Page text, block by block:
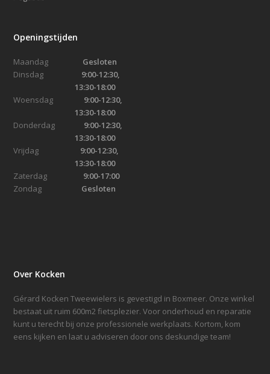
Openingstijden
Maandag Gesloten
Dinsdag 9:00-12:30,
13:30-18:00
Woensdag
9:00-12:30,
13:30-18:00
Donderdag 9:00-12:30,
13:30-18:00
Vrijdag 9:00-12:30,
13:30-18:00
Zaterdag 9:00-17:00
Zondag Gesloten
Over Kocken
Gérard Kocken Tweewielers is gevestigd in Boxmeer. Onze winkel
bestaat uit ruim 600m2 fietsplezier. Voor onderhoud en reparatie
kunt u terecht bij onze professionele werkplaats. Kortom, kom
eens kijken en laat u adviseren door ons deskundige team!